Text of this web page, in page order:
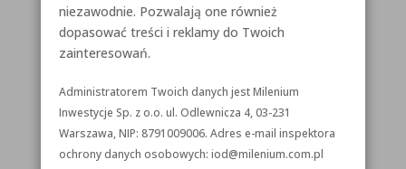
Archives
maj 2025
Categories
niezawodnie. Pozwalają one również
dopasować treści i reklamy do Twoich
zainteresowań.
Administratorem Twoich danych jest Milenium
Inwestycje Sp. z o.o. ul. Odlewnicza 4, 03-231
Warszawa, NIP: 8791009006. Adres e-mail inspektora
ochrony danych osobowych: iod@milenium.com.pl